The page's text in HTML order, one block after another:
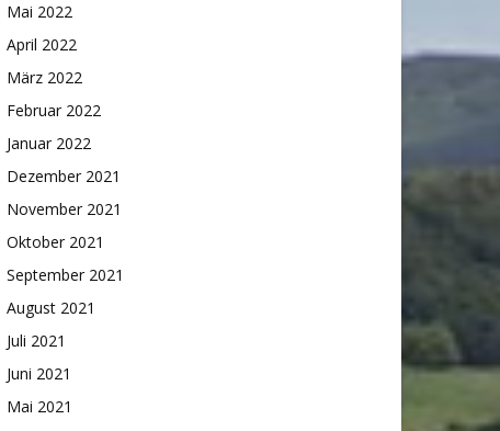
Mai 2022
April 2022
März 2022
Februar 2022
Januar 2022
Dezember 2021
November 2021
Oktober 2021
September 2021
August 2021
Juli 2021
Juni 2021
Mai 2021